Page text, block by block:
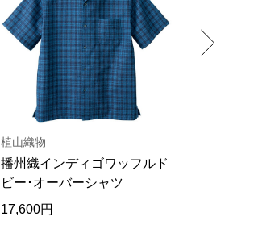
植山織物
播州織インディゴワッフルド
ビー･オーバーシャツ
17,600円